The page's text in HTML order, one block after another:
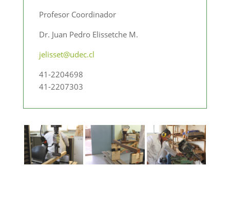
Profesor Coordinador
Dr. Juan Pedro Elissetche M.
jelisset@udec.cl
41-2204698
41-2207303